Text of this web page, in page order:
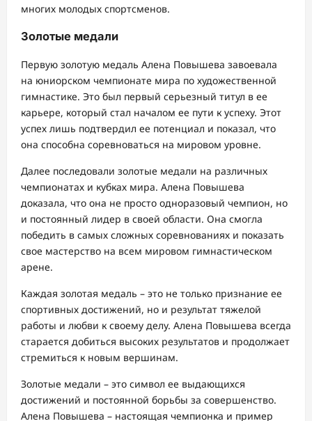
многих молодых спортсменов.
Золотые медали
Первую золотую медаль Алена Повышева завоевала
на юниорском чемпионате мира по художественной
гимнастике. Это был первый серьезный титул в ее
карьере, который стал началом ее пути к успеху. Этот
успех лишь подтвердил ее потенциал и показал, что
она способна соревноваться на мировом уровне.
Далее последовали золотые медали на различных
чемпионатах и кубках мира. Алена Повышева
доказала, что она не просто одноразовый чемпион, но
и постоянный лидер в своей области. Она смогла
победить в самых сложных соревнованиях и показать
свое мастерство на всем мировом гимнастическом
арене.
Каждая золотая медаль – это не только признание ее
спортивных достижений, но и результат тяжелой
работы и любви к своему делу. Алена Повышева всегда
старается добиться высоких результатов и продолжает
стремиться к новым вершинам.
Золотые медали – это символ ее выдающихся
достижений и постоянной борьбы за совершенство.
Алена Повышева – настоящая чемпионка и пример